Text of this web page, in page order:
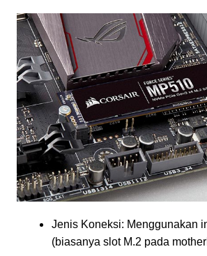
Jenis Koneksi: Menggunakan
(biasanya slot M.2 pada